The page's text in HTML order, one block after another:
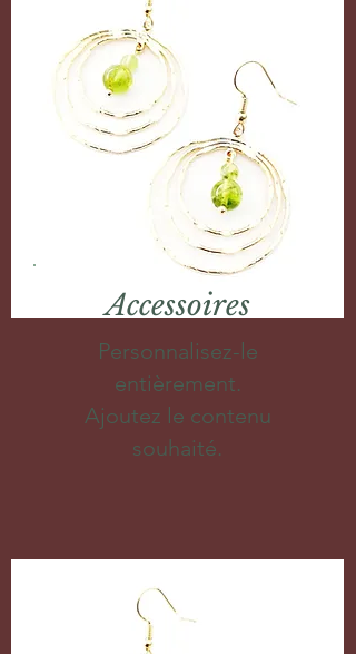
Accessoires
Personnalisez-le
entièrement.
Ajoutez le contenu
souhaité.